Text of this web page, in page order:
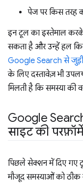
पेज पर किस तरह
इन टूल का इस्तेमाल
सकता है और उन्हें हल
Google Search से
के लिए दस्तावेज़ भी
मिलती है कि समस्या की
Google
साइट की
पिछले सेक्शन में दिए
मौजूद समस्याओं को